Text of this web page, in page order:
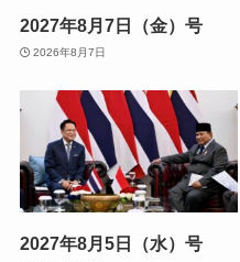
2027年8月7日（金）号
2026年8月7日
2027年8月5日（水）号